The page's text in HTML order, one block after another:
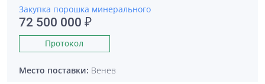
Закупка порошка минерального
72 500 000 ₽
Протокол
Место поставки: Венев